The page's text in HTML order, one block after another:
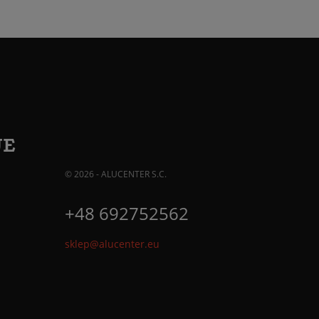
© 2026 - ALUCENTER S.C.
+48 692752562
sklep@alucenter.eu